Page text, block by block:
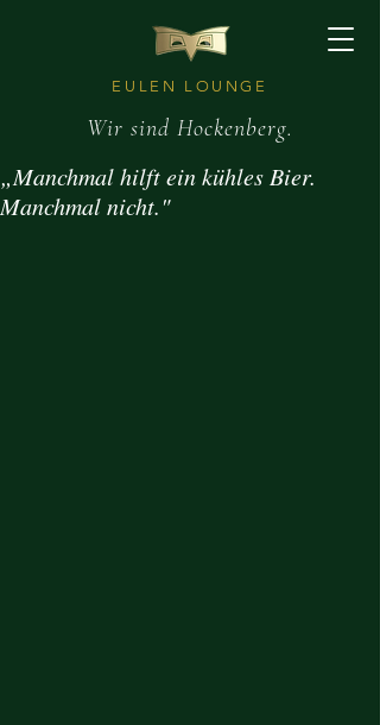
EULEN LOUNGE
Wir sind Hockenberg.
„Manchmal hilft ein kühles Bier.
Manchmal nicht."